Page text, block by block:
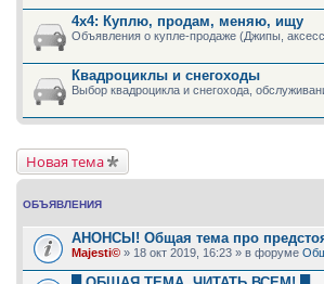
4х4: Куплю, продам, меняю, ищу
Объявления о купле-продаже (Джипы,
Квадроциклы и снегоходы
Выбор квадроцикла и снегохода,
Новая тема
ОБЪЯВЛЕНИЯ
АНОНСЫ! Общая тема про
Majesti© » 18 окт 2019, 16:23 » в форуме